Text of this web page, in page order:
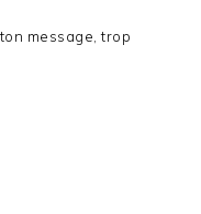
message, trop